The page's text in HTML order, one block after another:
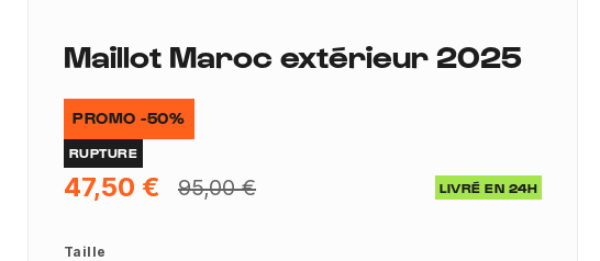
Maillot Maroc extérieur 2025
PROMO -50%
RUPTURE
47,50 € 95,00 € LIVRÉ EN 24H
Taille